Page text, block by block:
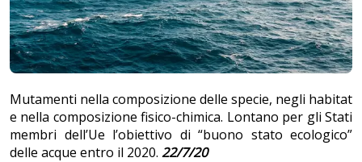
Mutamenti nella composizione delle specie, negli habitat
e nella composizione fisico-chimica. Lontano per gli Stati
membri dell’Ue l’obiettivo di “buono stato ecologico”
delle acque entro il 2020. 22/7/20